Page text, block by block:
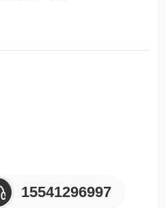
15541296997